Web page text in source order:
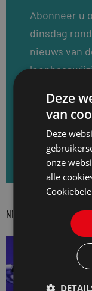
Abonneer u
dinsdag
nieuws van
elke
Nieuwste berichten
AI-
Deze
van
Deze
onze
alle